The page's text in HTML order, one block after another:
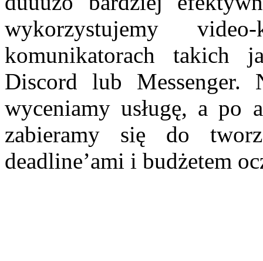
wykorzystujemy
komunikatorach takich
Discord lub Messenger.
wyceniamy usługę, a po
zabieramy się do
deadline’ami i budżetem